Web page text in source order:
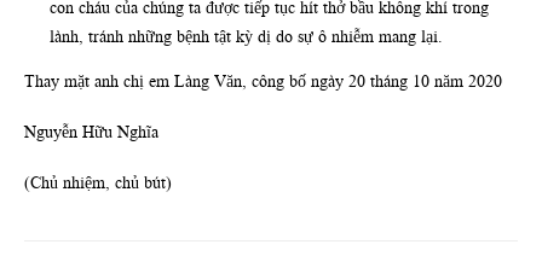
con cháu của chúng ta được tiếp tục hít thở bầu không khí trong
lành, tránh những bệnh tật kỳ dị do sự ô nhiễm mang lại.
Thay mặt anh chị em Làng Văn, công bố ngày 20 tháng 10 năm 2020
Nguyễn Hữu Nghĩa
(Chủ nhiệm, chủ bút)